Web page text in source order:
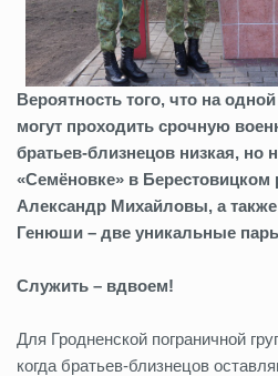
Вероятность того, что на
могут проходить срочную
братьев-близнецов низкая, но
«Семёновке» в
Александр Михайловы, а
Генюши – две уникальные
Служить – вдвоем!
Для Гродненской пограничной
когда братьев-близнецов